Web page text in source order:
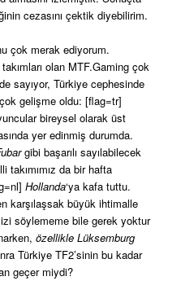
cezasını çektik diyebilirim.
çok merak ediyorum.
olan MTF.Gaming çok
sayıyor, Türkiye cephesinde
gelişme oldu: [flag=tr]
bireysel olarak üst
yer edinmiş durumda.
gibi başarılı sayılabilecek
takımımız da bir hafta
Hollanda‘ya kafa tuttu.
karşılaşsak büyük ihtimalle
söylememe bile gerek yoktur
özellikle Lüksemburg
Türkiye TF2’sinin bu kadar
geçer miydi?